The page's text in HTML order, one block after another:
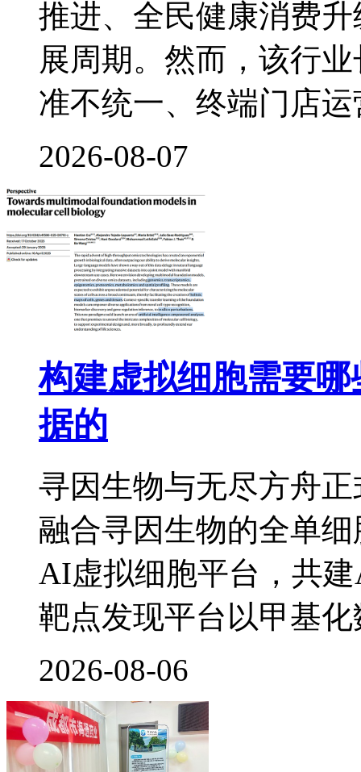
推进、全民健康消费
展周期。然而，该行
准不统一、终端门店运
2026-08-07
构建虚拟细胞需要
据的
寻因生物与无尽方舟
融合寻因生物的全单
AI虚拟细胞平台，共
靶点发现平台以甲基化
2026-08-06